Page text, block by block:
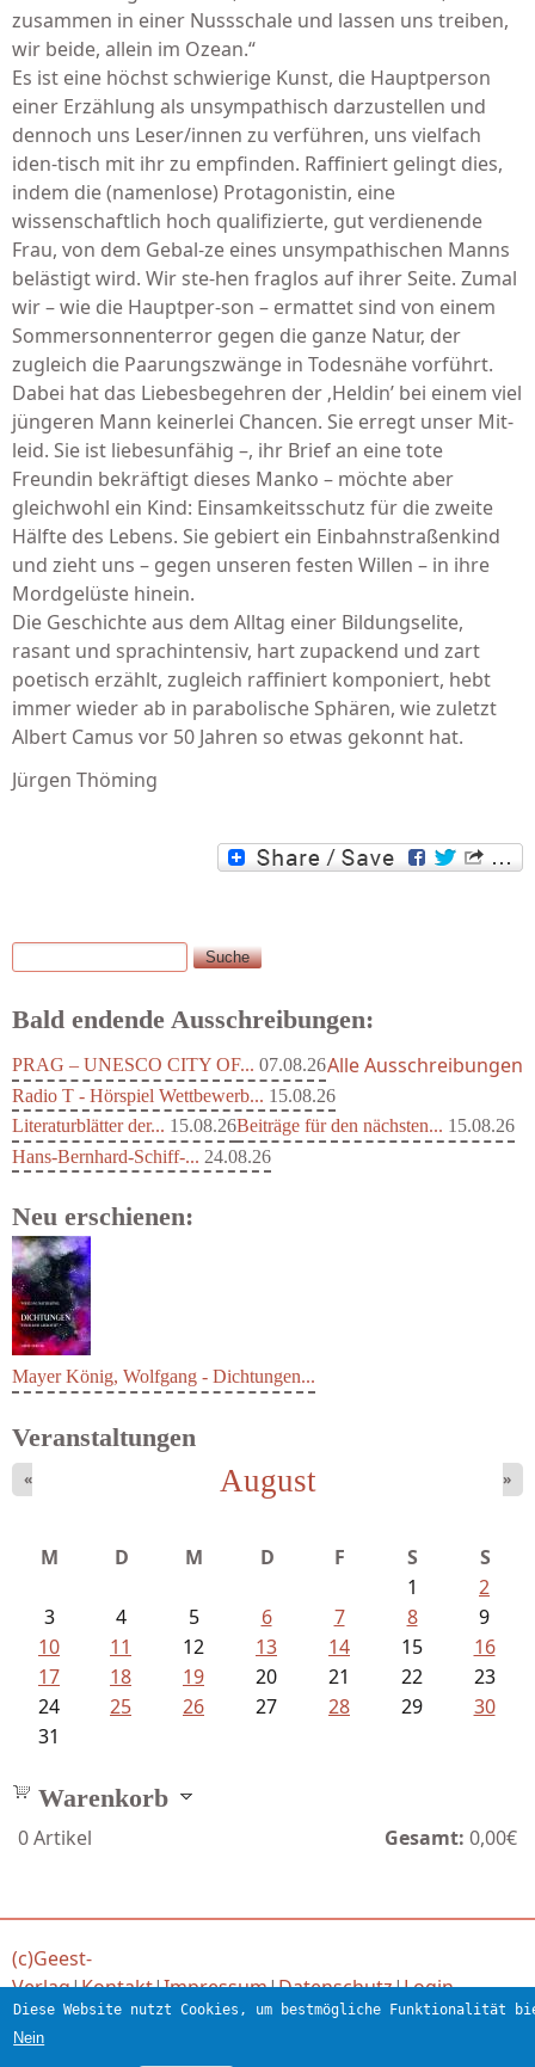
zusammen in einer Nussschale und lassen uns treiben,
wir beide, allein im Ozean.“
Es ist eine höchst schwierige Kunst, die Hauptperson
einer Erzählung als unsympathisch darzustellen und
dennoch uns Leser/innen zu verführen, uns vielfach
iden-tisch mit ihr zu empfinden. Raffiniert gelingt dies,
indem die (namenlose) Protagonistin, eine
wissenschaftlich hoch qualifizierte, gut verdienende
Frau, von dem Gebal-ze eines unsympathischen Manns
belästigt wird. Wir ste-hen fraglos auf ihrer Seite. Zumal
wir – wie die Hauptper-son – ermattet sind von einem
Sommersonnenterror gegen die ganze Natur, der
zugleich die Paarungszwänge in Todesnähe vorführt.
Dabei hat das Liebesbegehren der ‚Heldin’ bei einem viel
jüngeren Mann keinerlei Chancen. Sie erregt unser Mit-
leid. Sie ist liebesunfähig –, ihr Brief an eine tote
Freundin bekräftigt dieses Manko – möchte aber
gleichwohl ein Kind: Einsamkeitsschutz für die zweite
Hälfte des Lebens. Sie gebiert ein Einbahnstraßenkind
und zieht uns – gegen unseren festen Willen – in ihre
Mordgelüste hinein.
Die Geschichte aus dem Alltag einer Bildungselite,
rasant und sprachintensiv, hart zupackend und zart
poetisch erzählt, zugleich raffiniert komponiert, hebt
immer wieder ab in parabolische Sphären, wie zuletzt
Albert Camus vor 50 Jahren so etwas gekonnt hat.
Jürgen Thöming
Suchformular
Suche
Bald endende Ausschreibungen:
PRAG – UNESCO CITY OF... 07.08.26
Radio T - Hörspiel Wettbewerb... 15.08.26
Literaturblätter der... 15.08.26Beiträge für den nächsten... 15.08.26
Hans-Bernhard-Schiff-... 24.08.26
Alle Ausschreibungen
Neu erschienen:
Mayer König, Wolfgang - Dichtungen...
Veranstaltungen
August
« »
M D M D F S
S
1
2
3
4 5 6 7 8
9
10
11 12 13 14 15
16
17
18 19 20 21 22
23
24
25 26 27 28 29
30
31
Warenkorb
0Artikel Gesamt: 0,00€
(c)Geest-
Verlag|Kontakt|Impressum|Datenschutz|Login
Diese Website nutzt Cookies, um bestmögliche Funktionalität
Nein